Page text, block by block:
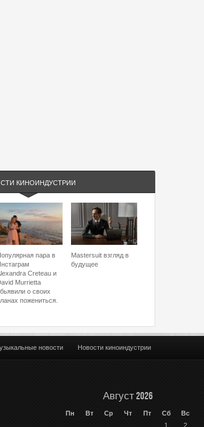
КИНОИНДУСТРИИ
пара в
Creteau и
Murrietta
о своих
пожениться.
Mastersuit взгляд в
будущее
новости Новости киноиндустрии
Август 2026
Пн Вт Ср Чт Пт Сб
Вс
1
2